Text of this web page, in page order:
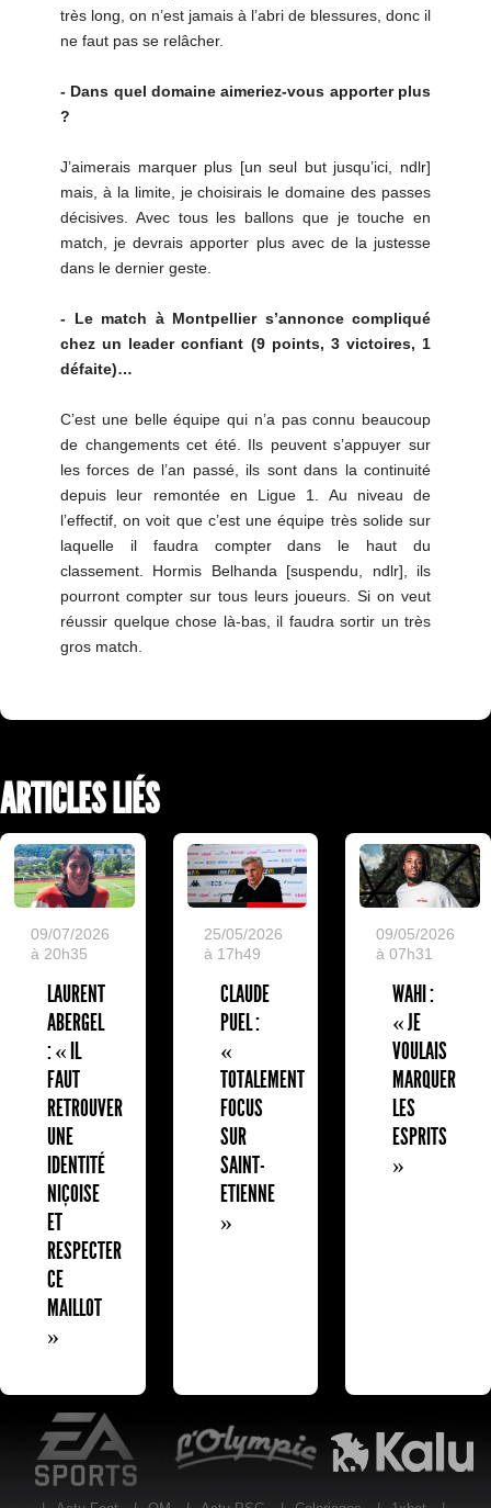
très long, on n’est jamais à l’abri de blessures, donc il
ne faut pas se relâcher.
- Dans quel domaine aimeriez-vous apporter plus
?
J’aimerais marquer plus [un seul but jusqu’ici, ndlr]
mais, à la limite, je choisirais le domaine des passes
décisives. Avec tous les ballons que je touche en
match, je devrais apporter plus avec de la justesse
dans le dernier geste.
- Le match à Montpellier s’annonce compliqué
chez un leader confiant (9 points, 3 victoires, 1
défaite)…
C’est une belle équipe qui n’a pas connu beaucoup
de changements cet été. Ils peuvent s’appuyer sur
les forces de l’an passé, ils sont dans la continuité
depuis leur remontée en Ligue 1. Au niveau de
l’effectif, on voit que c’est une équipe très solide sur
laquelle il faudra compter dans le haut du
classement. Hormis Belhanda [suspendu, ndlr], ils
pourront compter sur tous leurs joueurs. Si on veut
réussir quelque chose là-bas, il faudra sortir un très
gros match.
ARTICLES LIÉS
09/07/2026
à 20h35
LAURENT
ABERGEL
: « IL
FAUT
RETROUVER
UNE
IDENTITÉ
NIÇOISE
ET
RESPECTER
CE
MAILLOT
»
25/05/2026
à 17h49
CLAUDE
PUEL :
«
TOTALEMENT
FOCUS
SUR
SAINT-
ETIENNE
»
09/05/2026
à 07h31
WAHI :
« JE
VOULAIS
MARQUER
LES
ESPRITS
»
EA Sports